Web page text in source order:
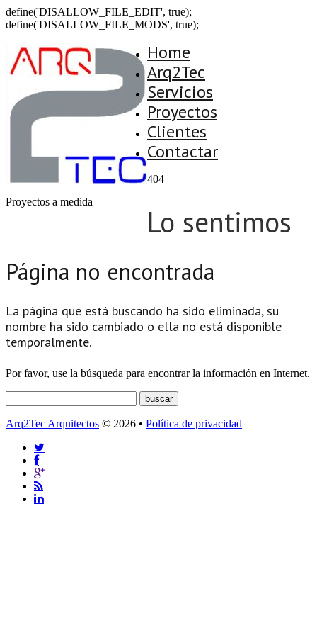
define('DISALLOW_FILE_EDIT', true);
define('DISALLOW_FILE_MODS', true);
Proyectos a medida
Home
Arq2Tec
Servicios
Proyectos
Clientes
Contactar
404
Lo sentimos
Página no encontrada
La página que está buscando ha sido eliminada, su
nombre ha sido cambiado o ella no está disponible
temporalmente.
Por favor, use la búsqueda para encontrar la información en Internet.
Arq2Tec Arquitectos © 2026 • Política de privacidad